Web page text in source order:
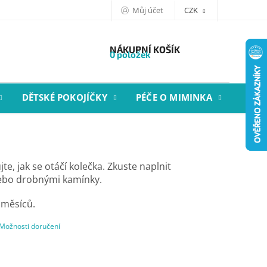
Můj účet CZK
NÁKUPNÍ KOŠÍK
0 položek
DĚTSKÉ POKOJÍČKY PÉČE O MIMINKA
doručení
jak se otáčí kolečka. Zkuste naplnit
drobnými kamínky.